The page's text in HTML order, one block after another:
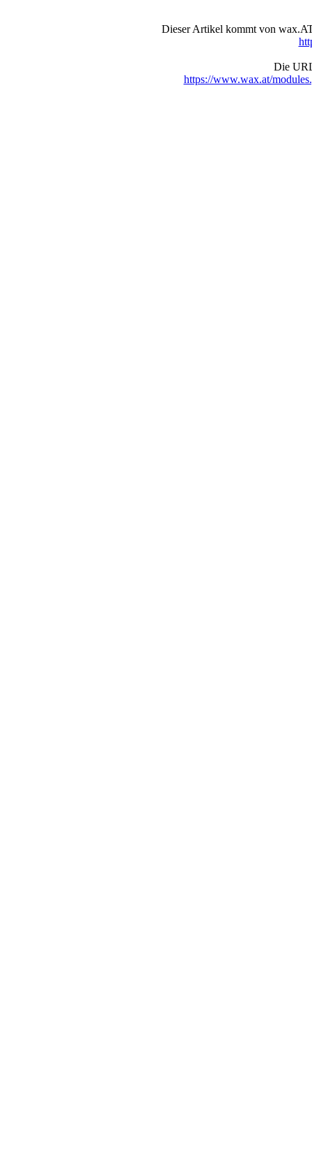
Dieser Artikel kommt von
Die
https://www.wax.at/